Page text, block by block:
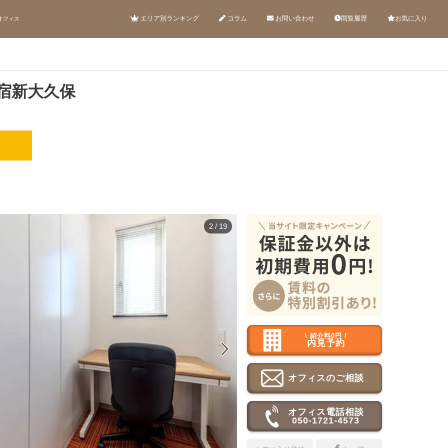
フィス エリア別ランキング コラム お問い合わせ 閲覧履歴 お気に入り
新大久保

2 / 19
\ 紹介料0円 /
内見予約
オフィスのご相談
オフィス電話相談
050-1721-4573